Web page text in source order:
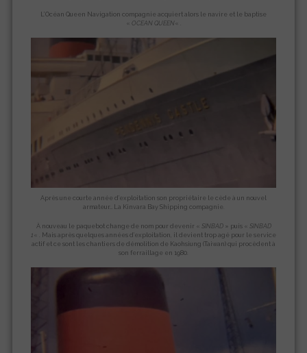
L’Océan Queen Navigation compagnie acquiert alors le navire et le baptise
« OCEAN QUEEN« .
Après une courte année d’exploitation son propriétaire le cède à un nouvel
armateur… La Kinvara Bay Shipping compagnie.
À nouveau le paquebot change de nom pour devenir « SINBAD» puis «
SINBAD
1 « . Mais après quelques années d’exploitation, il devient trop agé pour le service
actif et ce sont les chantiers de démolition de Kaohsiung (Taiwan) qui procèdent à
son ferraillage en 1980.